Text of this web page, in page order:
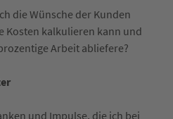
die Wünsche der Kunden
Kosten kalkulieren kann und
Arbeit abliefere?
und Impulse, die ich bei